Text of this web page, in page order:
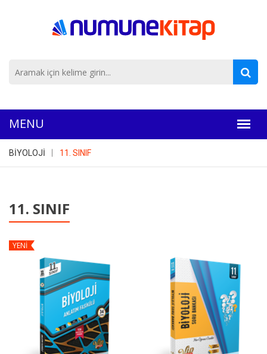
BİYOLOJİ 11. SINIF
11. SINIF
YENİ